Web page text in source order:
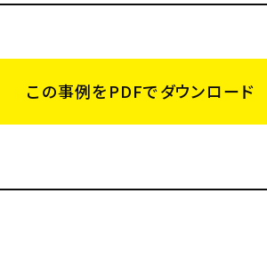
この事例をPDFでダウンロード